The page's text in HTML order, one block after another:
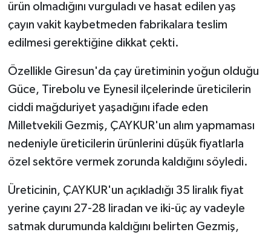
ürün olmadığını vurguladı ve hasat edilen yaş
çayın vakit kaybetmeden fabrikalara teslim
edilmesi gerektiğine dikkat çekti.
Özellikle Giresun'da çay üretiminin yoğun olduğu
Güce, Tirebolu ve Eynesil ilçelerinde üreticilerin
ciddi mağduriyet yaşadığını ifade eden
Milletvekili Gezmiş, ÇAYKUR'un alım yapmaması
nedeniyle üreticilerin ürünlerini düşük fiyatlarla
özel sektöre vermek zorunda kaldığını söyledi.
Üreticinin, ÇAYKUR'un açıkladığı 35 liralık fiyat
yerine çayını 27-28 liradan ve iki-üç ay vadeyle
satmak durumunda kaldığını belirten Gezmiş,